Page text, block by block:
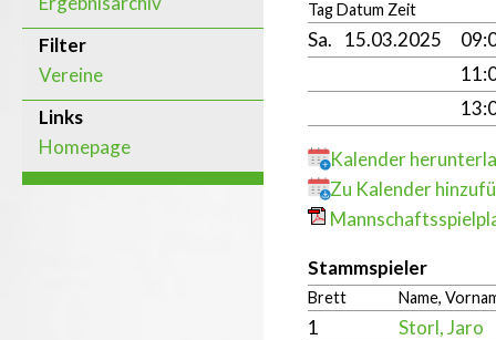
Filter
Vereine
Links
Homepage
Tag Datum Zeit
Sa. 15.03.2025
Kalender
Zu Kalender
Stammspieler
Brett Name,
1
Storl, Jaro